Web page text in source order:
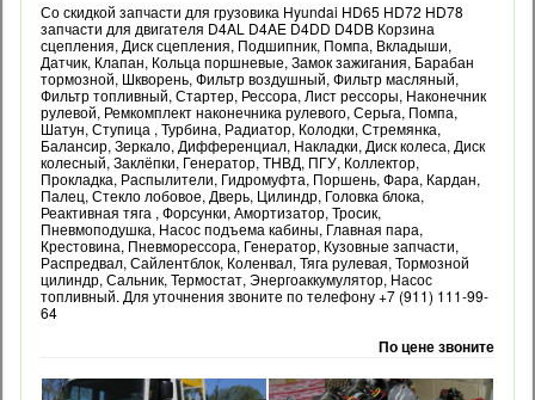
Со скидкой запчасти для грузовика Hyundai HD65 HD72 HD78
запчасти для двигателя D4AL D4AE D4DD D4DB Корзина
сцепления, Диск сцепления, Подшипник, Помпа, Вкладыши,
Датчик, Клапан, Кольца поршневые, Замок зажигания, Барабан
тормозной, Шкворень, Фильтр воздушный, Фильтр масляный,
Фильтр топливный, Стартер, Рессора, Лист рессоры, Наконечник
рулевой, Ремкомплект наконечника рулевого, Серьга, Помпа,
Шатун, Ступица , Турбина, Радиатор, Колодки, Стремянка,
Балансир, Зеркало, Дифференциал, Накладки, Диск колеса, Диск
колесный, Заклёпки, Генератор, ТНВД, ПГУ, Коллектор,
Прокладка, Распылители, Гидромуфта, Поршень, Фара, Кардан,
Палец, Стекло лобовое, Дверь, Цилиндр, Головка блока,
Реактивная тяга , Форсунки, Амортизатор, Тросик,
Пневмоподушка, Насос подъема кабины, Главная пара,
Крестовина, Пневморессора, Генератор, Кузовные запчасти,
Распредвал, Сайлентблок, Коленвал, Тяга рулевая, Тормозной
цилиндр, Сальник, Термостат, Энергоаккумулятор, Насос
топливный. Для уточнения звоните по телефону +7 (911) 111-99-
64
По цене звоните